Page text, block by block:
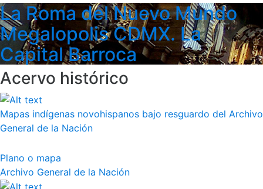
La Roma del Nuevo Mundo
Megalopolis CDMX. La
Capital Barroca
Acervo histórico
Mapas indígenas novohispanos bajo resguardo del Archivo
General de la Nación
Plano o mapa
Archivo General de la Nación